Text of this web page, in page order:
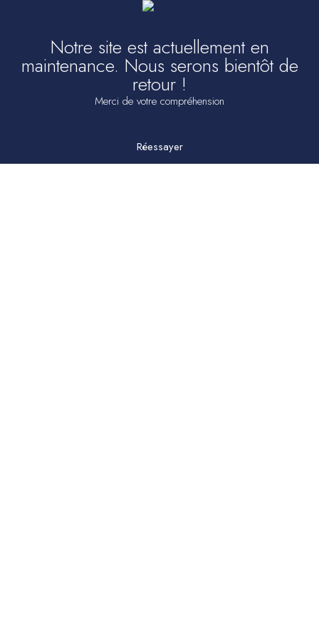
Notre site est actuellement en
maintenance. Nous serons bientôt de
retour !
Merci de votre compréhension
Réessayer